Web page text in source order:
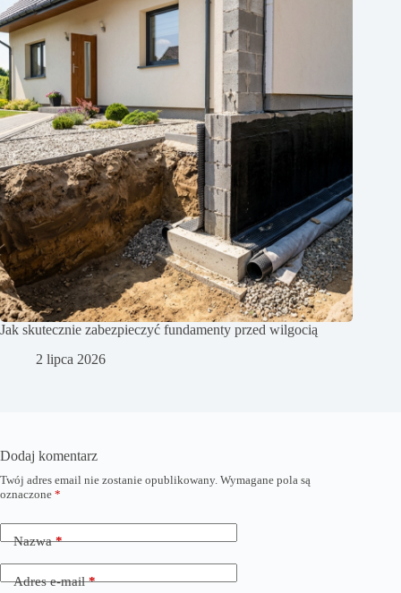
Jak skutecznie zabezpieczyć fundamenty przed wilgocią
2 lipca 2026
Dodaj komentarz
Twój adres email nie zostanie opublikowany. Wymagane pola są
oznaczone *
Nazwa*
Adres e-mail*